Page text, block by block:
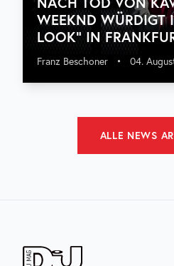
WEEKND WÜRDIGT
LOOK“ IN
Franz Beschoner • 04.
ALLE NEWS